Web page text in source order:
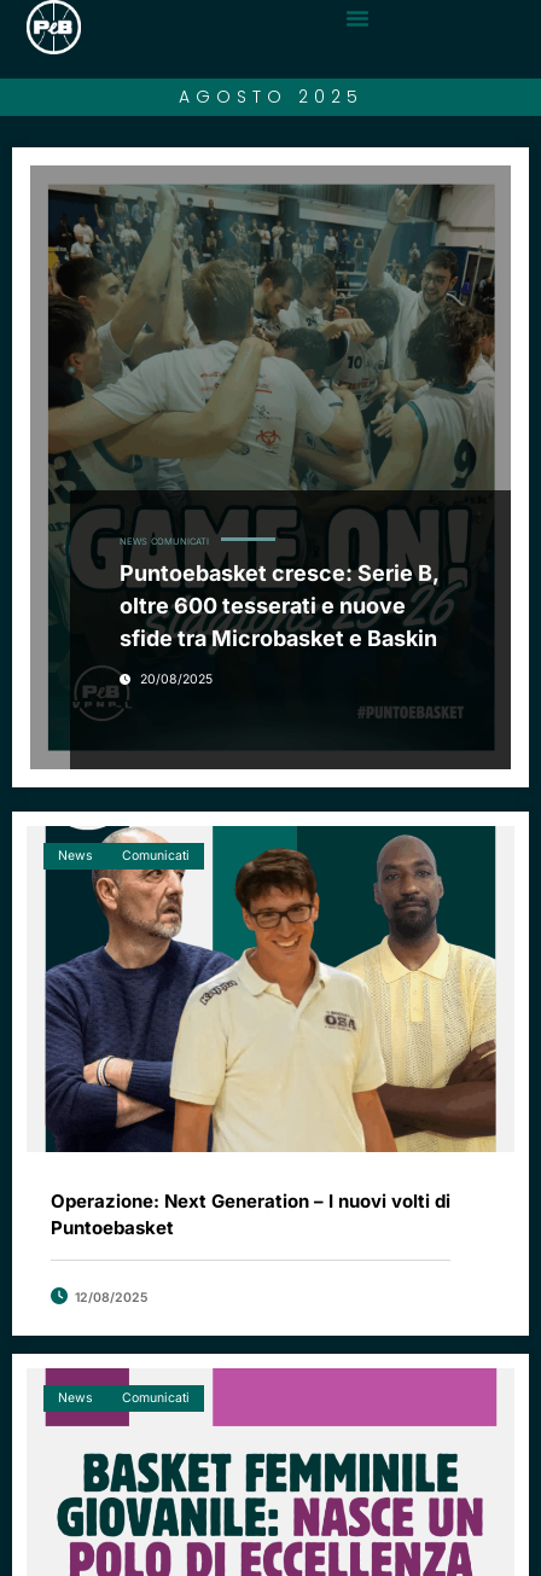
AGOSTO 2025
NEWS COMUNICATI
Puntoebasket cresce: Serie B,
oltre 600 tesserati e nuove
sfide tra Microbasket e Baskin
20/08/2025
News Comunicati
Operazione: Next Generation – I nuovi volti di
Puntoebasket
12/08/2025
News Comunicati